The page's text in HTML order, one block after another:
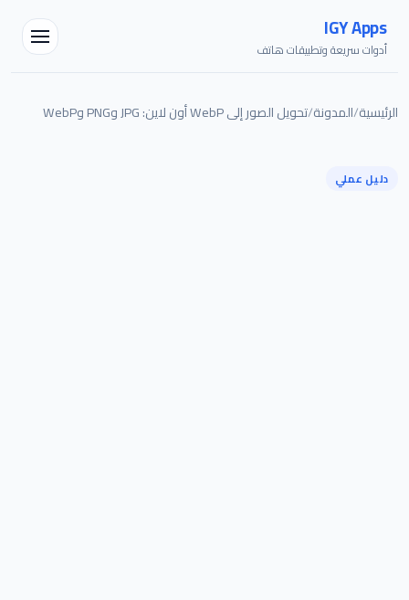
IGY Apps
أدوات سريعة وتطبيقات هاتف
الرئيسية/المدونة/تحويل الصور إلى WebP أون لاين: JPG وPNG وWebP
دليل عملي
مساعد IGY